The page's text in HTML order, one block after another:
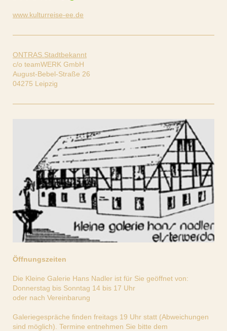
www.kulturreise-ee.de
ONTRAS.Stadtbekannt
c/o teamWERK GmbH
August-Bebel-Straße 26
04275 Leipzig
Öffnungszeiten
Die Kleine Galerie Hans Nadler ist für Sie geöffnet von:
Donnerstag bis Sonntag 14 bis 17 Uhr
oder nach Vereinbarung
Galeriegespräche finden freitags 19 Uhr statt (Abweichungen
sind möglich). Termine entnehmen Sie bitte dem